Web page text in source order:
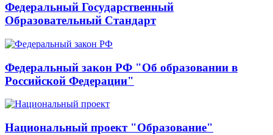
Федеральный Государственный
Образовательный Стандарт
Федеральный закон РФ "Об образовании в
Российской Федерации"
Национальный проект "Образование"